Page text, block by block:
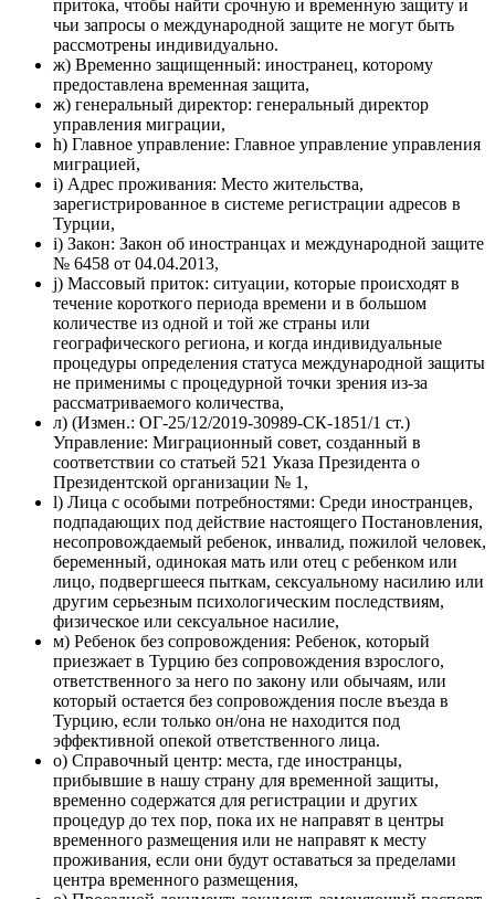
притока, чтобы найти срочную и временную защиту и
чьи запросы о международной защите не могут быть
рассмотрены индивидуально.
ж) Временно защищенный: иностранец, которому
предоставлена ​​временная защита,
ж) генеральный директор: генеральный директор
управления миграции,
h) Главное управление: Главное управление управления
миграцией,
i) Адрес проживания: Место жительства,
зарегистрированное в системе регистрации адресов в
Турции,
i) Закон: Закон об иностранцах и международной защите
№ 6458 от 04.04.2013,
j) Массовый приток: ситуации, которые происходят в
течение короткого периода времени и в большом
количестве из одной и той же страны или
географического региона, и когда индивидуальные
процедуры определения статуса международной защиты
не применимы с процедурной точки зрения из-за
рассматриваемого количества,
л) (Измен.: ОГ-25/12/2019-30989-СК-1851/1 ст.)
Управление: Миграционный совет, созданный в
соответствии со статьей 521 Указа Президента о
Президентской организации № 1,
l) Лица с особыми потребностями: Среди иностранцев,
подпадающих под действие настоящего Постановления,
несопровождаемый ребенок, инвалид, пожилой человек,
беременный, одинокая мать или отец с ребенком или
лицо, подвергшееся пыткам, сексуальному насилию или
другим серьезным психологическим последствиям,
физическое или сексуальное насилие,
м) Ребенок без сопровождения: Ребенок, который
приезжает в Турцию без сопровождения взрослого,
ответственного за него по закону или обычаям, или
который остается без сопровождения после въезда в
Турцию, если только он/она не находится под
эффективной опекой ответственного лица.
о) Справочный центр: места, где иностранцы,
прибывшие в нашу страну для временной защиты,
временно содержатся для регистрации и других
процедур до тех пор, пока их не направят в центры
временного размещения или не направят к месту
проживания, если они будут оставаться за пределами
центра временного размещения,